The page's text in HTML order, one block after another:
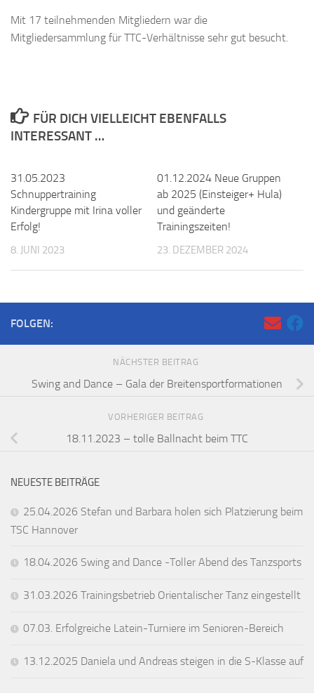
Mit 17 teilnehmenden Mitgliedern war die
Mitgliedersammlung für TTC-Verhältnisse sehr gut besucht.
FÜR DICH VIELLEICHT EBENFALLS
INTERESSANT …
31.05.2023
Schnuppertraining
Kindergruppe mit Irina voller
Erfolg!
8. JUNI 2023
01.12.2024 Neue Gruppen
ab 2025 (Einsteiger+ Hula)
und geänderte
Trainingszeiten!
23. DEZEMBER 2024
FOLGEN:
NÄCHSTER BEITRAG
Swing and Dance – Gala der Breitensportformationen
VORHERIGER BEITRAG
18.11.2023 – tolle Ballnacht beim TTC
NEUESTE BEITRÄGE
25.04.2026 Stefan und Barbara holen sich Platzierung beim
TSC Hannover
18.04.2026 Swing and Dance -Toller Abend des Tanzsports
31.03.2026 Trainingsbetrieb Orientalischer Tanz eingestellt
07.03. Erfolgreiche Latein-Turniere im Senioren-Bereich
13.12.2025 Daniela und Andreas steigen in die S-Klasse auf